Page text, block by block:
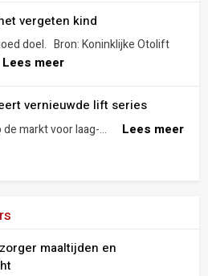
vergeten kind
doel. Bron: Koninklijke Otolift
Lees meer
vernieuwde lift series
markt voor laag-... Lees meer
maaltijden en